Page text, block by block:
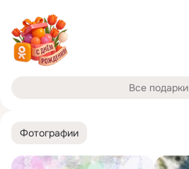
Фотографии
Все подарки